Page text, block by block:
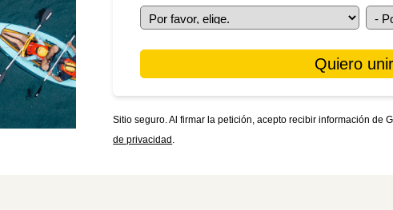
Sitio seguro.Al firmar la petición, acepto recibir información de
de privacidad